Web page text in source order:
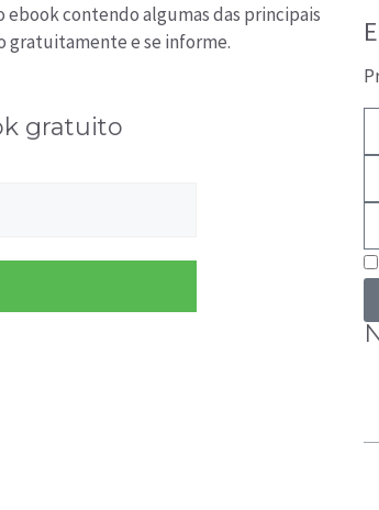
contendo algumas das principais
gratuitamente e se informe.
gratuito